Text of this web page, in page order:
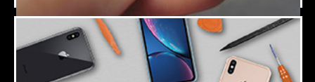
Line Management